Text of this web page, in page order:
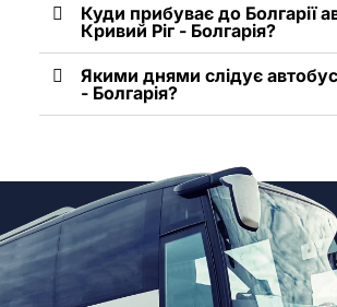
Куди прибуває до Болгарії
Кривий Ріг - Болгарія?
Якими днями слідує
- Болгарія?